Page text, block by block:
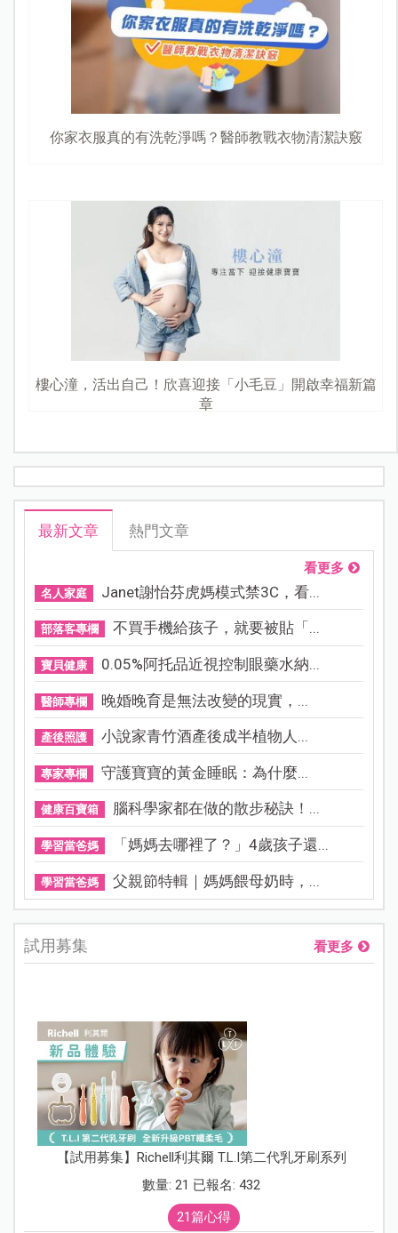
你家衣服真的有洗乾淨嗎？醫師教戰衣物清潔訣竅
樓心潼，活出自己！欣喜迎接「小毛豆」開啟幸福新篇
章
最新文章 熱門文章
看更多
名人家庭 Janet謝怡芬虎媽模式禁3C，看...
部落客專欄 不買手機給孩子，就要被貼「...
寶貝健康 0.05%阿托品近視控制眼藥水納...
醫師專欄 晚婚晚育是無法改變的現實，...
產後照護 小說家青竹酒產後成半植物人...
專家專欄 守護寶寶的黃金睡眠：為什麼...
健康百寶箱 腦科學家都在做的散步秘訣！...
學習當爸媽 「媽媽去哪裡了？」4歲孩子還...
學習當爸媽 父親節特輯｜媽媽餵母奶時，...
試用募集 看更多
【試用募集】Richell利其爾 T.L.I第二代乳牙刷系列
數量: 21 已報名: 432
21篇心得